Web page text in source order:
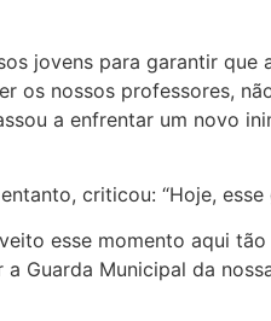
jovens para garantir
os nossos professores,
a enfrentar um novo
criticou: “Hoje,
esse momento aqui
Guarda Municipal da